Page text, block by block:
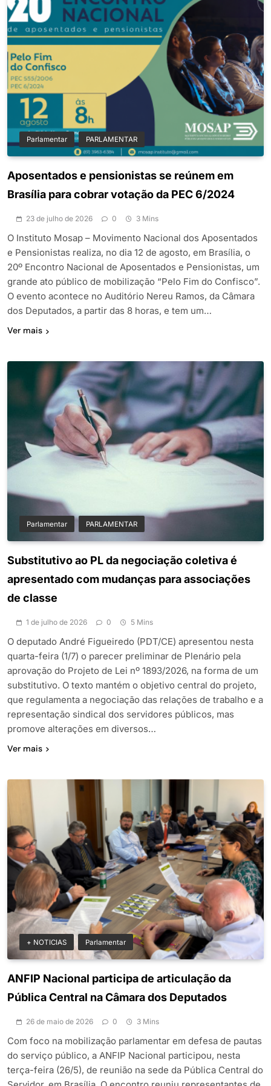
Parlamentar PARLAMENTAR
Aposentados e pensionistas se reúnem em
Brasília para cobrar votação da PEC 6/2024
23 de julho de 2026 0 3 Mins
O Instituto Mosap – Movimento Nacional dos Aposentados
e Pensionistas realiza, no dia 12 de agosto, em Brasília, o
20º Encontro Nacional de Aposentados e Pensionistas, um
grande ato público de mobilização “Pelo Fim do Confisco”.
O evento acontece no Auditório Nereu Ramos, da Câmara
dos Deputados, a partir das 8 horas, e tem um…
Ver mais
Parlamentar PARLAMENTAR
Substitutivo ao PL da negociação coletiva é
apresentado com mudanças para associações
de classe
1 de julho de 2026 0 5 Mins
O deputado André Figueiredo (PDT/CE) apresentou nesta
quarta-feira (1/7) o parecer preliminar de Plenário pela
aprovação do Projeto de Lei nº 1893/2026, na forma de um
substitutivo. O texto mantém o objetivo central do projeto,
que regulamenta a negociação das relações de trabalho e a
representação sindical dos servidores públicos, mas
promove alterações em diversos…
Ver mais
+ NOTICIAS Parlamentar
ANFIP Nacional participa de articulação da
Pública Central na Câmara dos Deputados
26 de maio de 2026 0 3 Mins
Com foco na mobilização parlamentar em defesa de pautas
do serviço público, a ANFIP Nacional participou, nesta
terça-feira (26/5), de reunião na sede da Pública Central do